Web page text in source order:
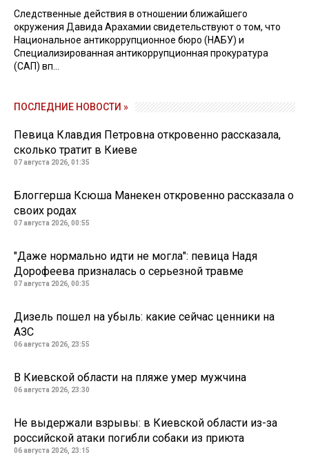
Следственные действия в отношении ближайшего
окружения Давида Арахамии свидетельствуют о том, что
Национальное антикоррупционное бюро (НАБУ) и
Специализированная антикоррупционная прокуратура
(САП) вп...
ПОСЛЕДНИЕ НОВОСТИ »
Певица Клавдия Петровна откровенно рассказала,
сколько тратит в Киеве
07 августа 2026, 01:35
Блоггерша Ксюша Манекен откровенно рассказала о
своих родах
07 августа 2026, 00:55
"Даже нормально идти не могла": певица Надя
Дорофеева призналась о серьезной травме
07 августа 2026, 00:35
Дизель пошел на убыль: какие сейчас ценники на
АЗС
06 августа 2026, 23:55
В Киевской области на пляже умер мужчина
06 августа 2026, 23:30
Не выдержали взрывы: в Киевской области из-за
российской атаки погибли собаки из приюта
06 августа 2026, 23:15